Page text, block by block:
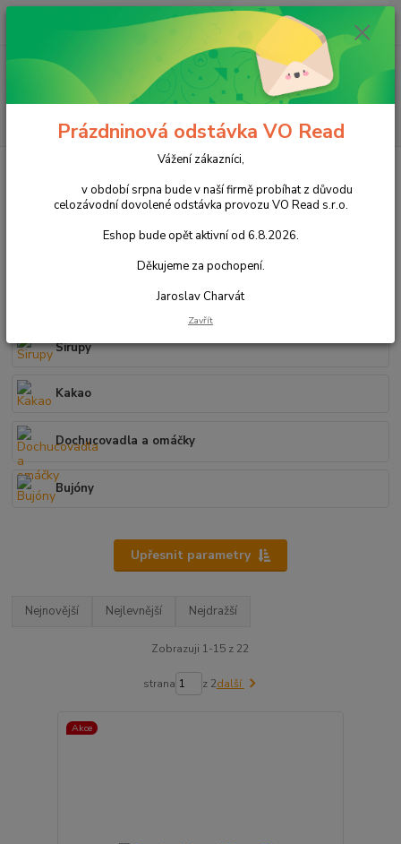
Po - Pá 8 - 14h
ks
za 0,00 Kč
Přísady na vaření a pečení
Přísady na vaření a pečení
Sirupy
Kakao
Dochucovadla a omáčky
Bujóny
Upřesnit parametry
Nejnovější Nejlevnější Nejdražší
Zobrazuji 1-15 z 22
strana z 2další
Akce
Prázdninová odstávka VO Read
Vážení zákazníci,
v období srpna bude v naší firmě probíhat z důvodu
celozávodní dovolené odstávka provozu VO Read s.r.o.
Eshop bude opět aktivní od 6.8.2026.
Děkujeme za pochopení.
Jaroslav Charvát
Zavřít